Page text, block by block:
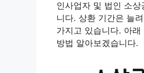
인사업자 및 법인 소
니다. 상환 기간은 늘
가지고 있습니다. 아
방법 알아보겠습니다.